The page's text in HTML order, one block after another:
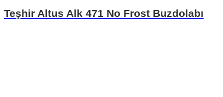
Teşhir Altus Alk 471 No Frost Buzdolabı